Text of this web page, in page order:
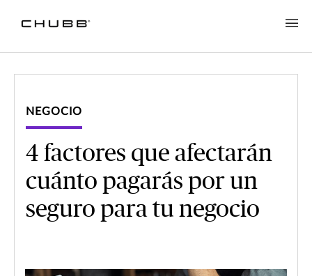
NEGOCIO
4 factores que afectarán
cuánto pagarás por un
seguro para tu negocio